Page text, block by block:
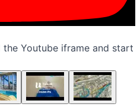
Youtube iframe and start